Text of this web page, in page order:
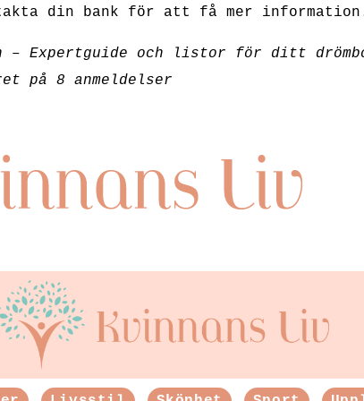
din bank för att få mer
och listor för ditt
på 8 anmeldelser